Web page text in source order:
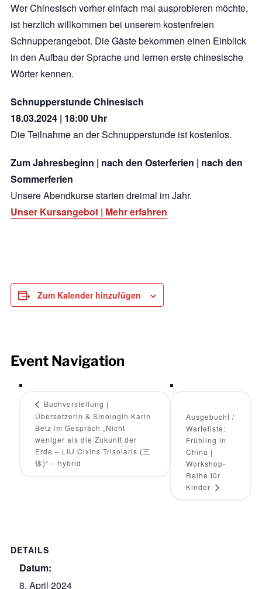
Wer Chinesisch vorher einfach mal ausprobieren möchte,
ist herzlich willkommen bei unserem kostenfreien
Schnupperangebot. Die Gäste bekommen einen Einblick
in den Aufbau der Sprache und lernen erste chinesische
Wörter kennen.
Schnupperstunde Chinesisch
18.03.2024 | 18:00 Uhr
Die Teilnahme an der Schnupperstunde ist kostenlos.
Zum Jahresbeginn | nach den Osterferien | nach den
Sommerferien
Unsere Abendkurse starten dreimal im Jahr.
Unser Kursangebot | Mehr erfahren
Zum Kalender hinzufügen
DETAILS
Datum:
8. April 2024
Event Navigation
Buchvorstellung |
Übersetzerin & Sinologin Karin
Betz im Gespräch „Nicht
weniger als die Zukunft der
Erde – LIU Cixins Trisolaris (三
体)“ – hybrid
Ausgebucht /
Warteliste:
Frühling in
China |
Workshop-
Reihe für
Kinder